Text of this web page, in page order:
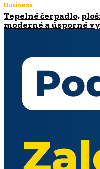
Business
Tepelné čerpadlo,
moderné a úsporné